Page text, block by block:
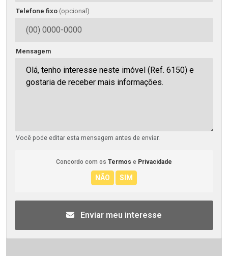
Telefone fixo (opcional)
Mensagem
Você pode editar esta mensagem antes de enviar.
Concordo com os Termos e Privacidade
Enviar meu interesse